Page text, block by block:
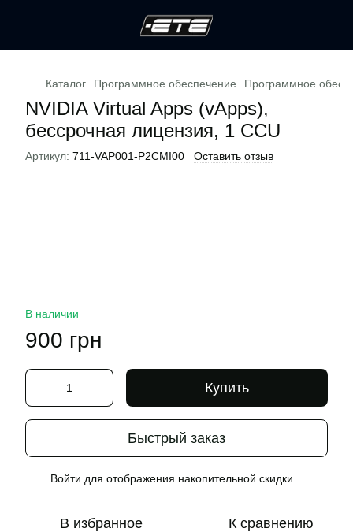
Каталог Программное обеспечение Программное
NVIDIA Virtual Apps (vApps),
бессрочная лицензия, 1 CCU
Артикул: 711-VAP001-P2CMI00 Оставить отзыв
В наличии
900 грн
Купить
Быстрый заказ
Войти для отображения накопительной скидки
В избранное К сравнению